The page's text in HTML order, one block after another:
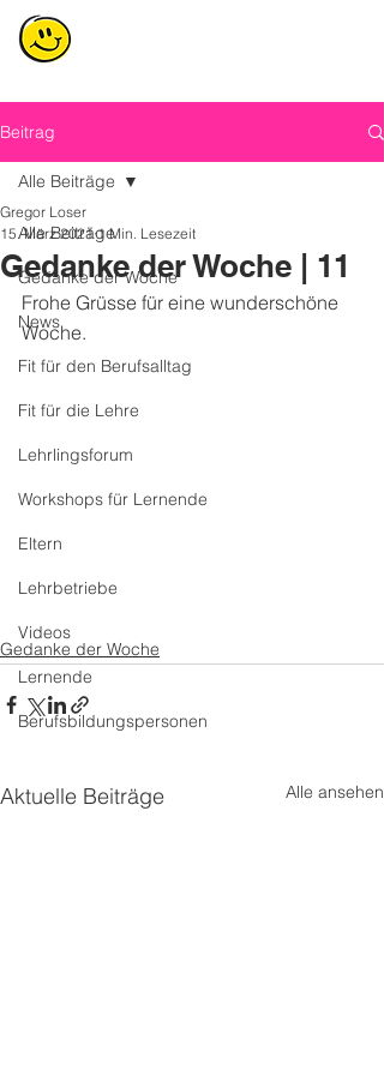
Beitrag
Alle Beiträge
Gedanke der Woche
News
Fit für den Berufsalltag
Fit für die Lehre
Lehrlingsforum
Workshops für Lernende
Eltern
Lehrbetriebe
Videos
Lernende
Berufsbildungspersonen
Alle Beiträge
Gedanke der Woche | 11
Gregor Loser
15. März 2021 1 Min. Lesezeit
Frohe Grüsse für eine wunderschöne
Woche.
Gedanke der Woche
Aktuelle Beiträge Alle ansehen